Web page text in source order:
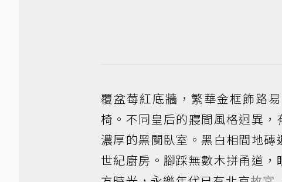
覆盆莓紅底牆，繁華金框飾路
椅。不同皇后的寢間風格迥異
濃厚的黑闃臥室。黑白相間地
世紀廚房。腳踩無數木拼甬道